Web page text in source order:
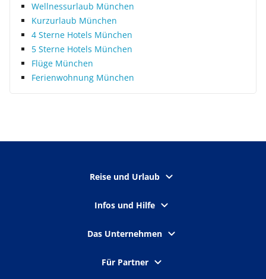
Wellnessurlaub München
Kurzurlaub München
4 Sterne Hotels München
5 Sterne Hotels München
Flüge München
Ferienwohnung München
Reise und Urlaub
Infos und Hilfe
Das Unternehmen
Für Partner